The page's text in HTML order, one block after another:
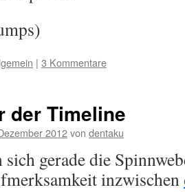
| 3 Kommentare
der Timeline
2012von dentaku
gerade die
inzwischen